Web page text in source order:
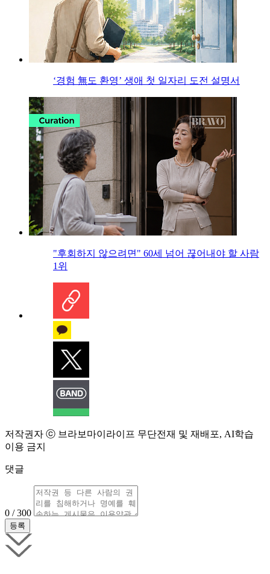
‘경험 無도 환영’ 생애 첫 일자리 도전 설명서
"후회하지 않으려면" 60세 넘어 끊어내야 할 사람
1위
저작권자 ⓒ 브라보마이라이프 무단전재 및 재배포, AI학습
이용 금지
댓글
0 / 300